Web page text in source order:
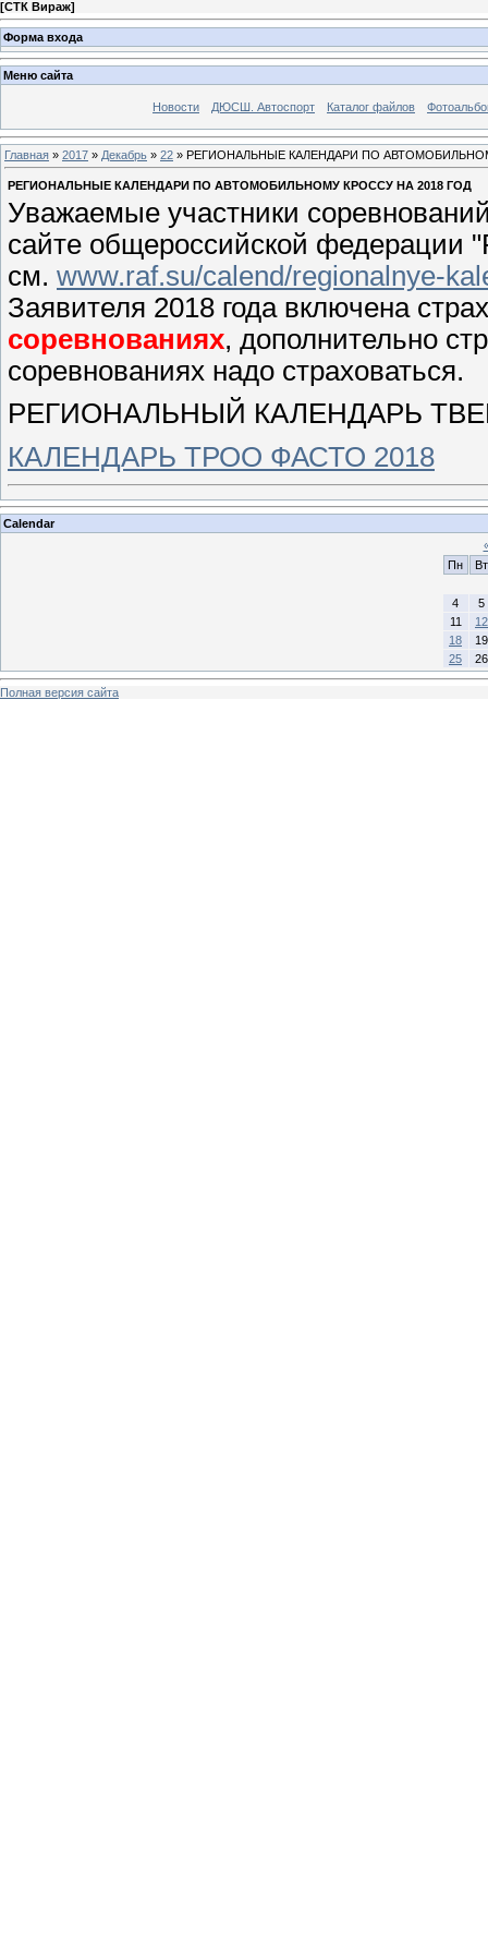
[СТК Вираж]
Форма входа
Меню сайта
Новости ДЮСШ. Автоспорт Каталог файлов
Главная » 2017 » Декабрь » 22 » РЕГИОНАЛЬНЫЕ КАЛЕНДАРИ ПО
РЕГИОНАЛЬНЫЕ КАЛЕНДАРИ ПО АВТОМОБИЛЬНОМУ КРОССУ НА 2018 ГОД
Уважаемые участники
сайте общероссийской федерации
см. www.raf.su/calend/regionalnye-
Заявителя 2018 года включена
соревнованиях, дополнительно
соревнованиях надо страховаться.
РЕГИОНАЛЬНЫЙ КАЛЕНДАРЬ
КАЛЕНДАРЬ ТРОО ФАСТО 2018
Calendar
Пн
Вт
4
5
11
12
18
19
25
26
Полная версия сайта